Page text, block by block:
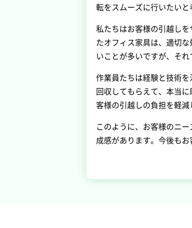
転をスムーズに行いたい
私たちはお客様の引越し
たオフィス家具は、適切
いことが多いですが、そ
作業員たちは経験と技術
回収してもらえて、本当
客様の引越しの負担を軽
このように、お客様のニ
成感があります。今後も